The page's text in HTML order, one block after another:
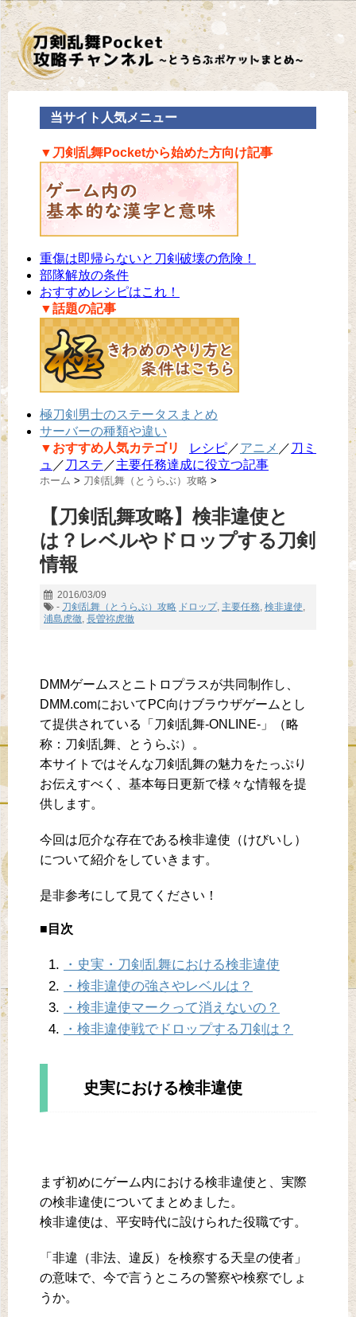
当サイト人気メニュー
▼刀剣乱舞Pocketから始めた方向け記事
重傷は即帰らないと刀剣破壊の危険！
部隊解放の条件
おすすめレシピはこれ！
▼話題の記事
極刀剣男士のステータスまとめ
サーバーの種類や違い
▼おすすめ人気カテゴリ
レシピ／アニメ ／ 刀ミ
ュ ／ 刀ステ ／主要任務達成に役立つ記事
ホーム > 刀剣乱舞（とうらぶ）攻略 >
【刀剣乱舞攻略】検非違使と
は？レベルやドロップする刀剣
情報
2016/03/09
- 刀剣乱舞（とうらぶ）攻略 ドロップ, 主要任務, 検非違使,
浦島虎徹, 長曽祢虎徹
DMMゲームスとニトロプラスが共同制作し、
DMM.comにおいてPC向けブラウザゲームとし
て提供されている「刀剣乱舞-ONLINE-」（略
称：刀剣乱舞、とうらぶ）。
本サイトではそんな刀剣乱舞の魅力をたっぷり
お伝えすべく、基本毎日更新で様々な情報を提
供します。
今回は厄介な存在である検非違使（けびいし）
について紹介をしていきます。
是非参考にして見てください！
■目次
・史実・刀剣乱舞における検非違使
・検非違使の強さやレベルは？
・検非違使マークって消えないの？
・検非違使戦でドロップする刀剣は？
史実における検非違使
まず初めにゲーム内における検非違使と、実際
の検非違使についてまとめました。
検非違使は、平安時代に設けられた役職です。
「非違（非法、違反）を検察する天皇の使者」
の意味で、今で言うところの警察や検察でしょ
うか。